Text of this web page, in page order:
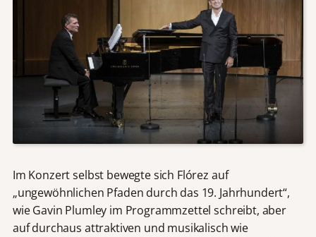
Im Konzert selbst bewegte sich Flórez auf
„ungewöhnlichen Pfaden durch das 19. Jahrhundert“,
wie Gavin Plumley im Programmzettel schreibt, aber
auf durchaus attraktiven und musikalisch wie